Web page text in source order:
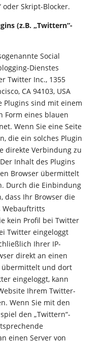
oder Skript-Blocker.
(z.B. „Twittern“-
Social
Dienstes
Twitter Inc., 1355
CA 94103, USA
Plugins sind mit einem
Form eines blauen
Wenn Sie eine Seite
die ein solches Plugin
direkte Verbindung zu
Inhalt des Plugins
Browser übermittelt
Durch die Einbindung
dass Ihr Browser die
Webauftritts
kein Profil bei Twitter
Twitter eingeloggt
Ihrer IP-
direkt an einen
übermittelt und dort
eingeloggt, kann
Ihrem Twitter-
Wenn Sie mit den
den „Twittern“-
einen Server von